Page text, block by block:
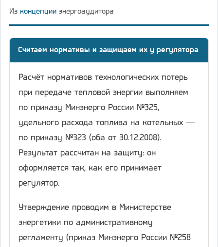
Из концепции энергоаудитора
Считаем нормативы и защищаем их у регулятора
Расчёт нормативов технологических потерь
при передаче тепловой энергии выполняем
по приказу Минэнерго России №325,
удельного расхода топлива на котельных —
по приказу №323 (оба от 30.12.2008).
Результат рассчитан на защиту: он
оформляется так, как его принимает
регулятор.
Утверждение проводим в Министерстве
энергетики по административному
регламенту (приказ Минэнерго России №258